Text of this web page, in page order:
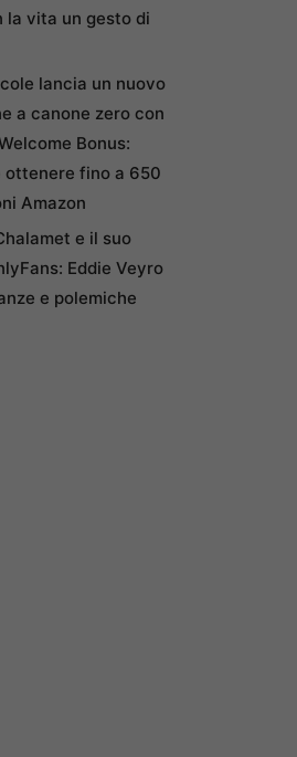
la vita un gesto di
lancia un nuovo
a canone zero con
Bonus:
ottenere fino a 650
Amazon
e il suo
Eddie Veyro
e polemiche